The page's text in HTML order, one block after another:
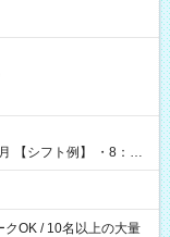
金GET♪ お仕事後はコ
間】試
クOK / 10名以上の大量